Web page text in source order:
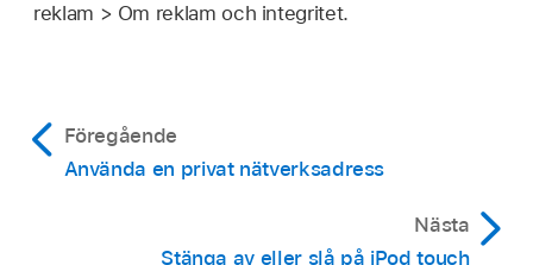
reklam > Om reklam och integritet.
Föregående
Använda en privat nätverksadress
Nästa
Stänga av eller slå på iPod touch